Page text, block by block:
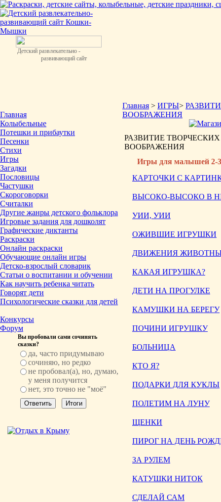
Детский развлекательно -
развивающий сайт
Главная
Колыбельные
Потешки и прибаутки
Песенки
Стихи
Игры
Загадки
Пословицы
Частушки
Скороговорки
Считалки
Другие жанры детского фольклора
Игровые задания для дошколят
Графические диктанты
Раскраски
Онлайн раскраски
Обучающие онлайн игры
Детско-взрослый словарик
Статьи о воспитании и обучении
Как научить ребенка читать
Говорят дети
Психологические сказки для детей
Конкурсы
Форум
Вы пробовали сами сочинять
сказки?
да, часто придумываю
сочиняю, но редко
не пробовал(а), но, думаю,
у меня получится
нет, это точно не "моё"
Главная > ИГРЫ>
ВООБРАЖЕНИЯ
РАЗВИТИЕ
ВООБРАЖЕНИЯ
Игры для малышей 2-3
КАРТОЧКИ С
ВЫСОКО-ВЫСОКО В
УИИ, УИИ
ОЖИВШИЕ ИГРУШКИ
ДВИЖЕНИЯ
КАКАЯ ИГРУШКА?
ДЕТИ НА ПРОГУЛКЕ
КАМУШКИ НА БЕРЕГУ
ПОЧИНИ ИГРУШКУ
БОЛЬНИЦА
КТО Я?
ПОДАРКИ ДЛЯ КУКЛЫ
ПОЛЕТИМ НА ЛУНУ
ЩЕНКИ
ПИРОГ НА ДЕНЬ
ЗА РУЛЕМ
КАТУШКИ НИТОК
СДЕЛАЙ САМ